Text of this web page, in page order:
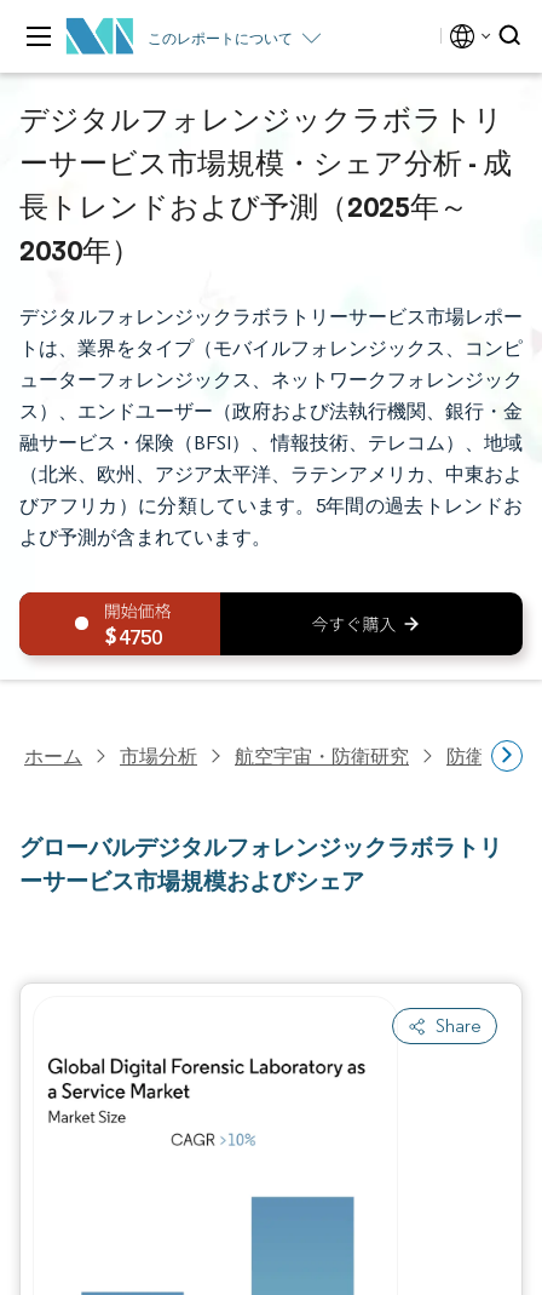
このレポートについて
デジタルフォレンジックラボラトリ
ーサービス市場規模・シェア分析 - 成
長トレンドおよび予測（2025年～
2030年）
デジタルフォレンジックラボラトリーサービス市場レポー
トは、業界をタイプ（モバイルフォレンジックス、コンピ
ューターフォレンジックス、ネットワークフォレンジック
ス）、エンドユーザー（政府および法執行機関、銀行・金
融サービス・保険（BFSI）、情報技術、テレコム）、地域
（北米、欧州、アジア太平洋、ラテンアメリカ、中東およ
びアフリカ）に分類しています。5年間の過去トレンドお
よび予測が含まれています。
4750
ホーム 市場分析 航空宇宙・防衛研究 防衛研究
グローバルデジタルフォレンジックラボラトリ
ーサービス市場規模およびシェア
Share